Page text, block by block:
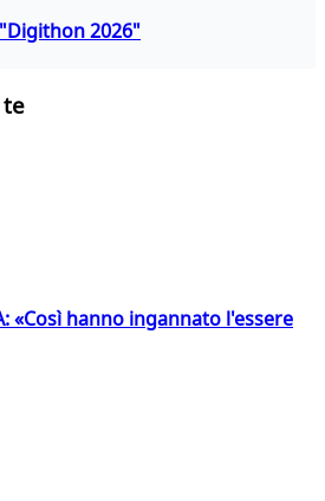
2026"
«Così hanno ingannato l'essere